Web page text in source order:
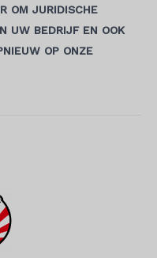
OM JURIDISCHE
UW BEDRIJF EN OOK
OP ONZE